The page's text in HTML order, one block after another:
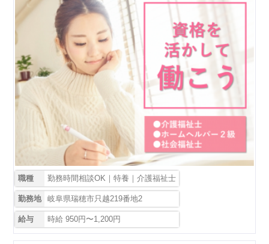
職種 勤務時間相談OK｜特養｜介護福祉士
勤務地 岐阜県瑞穂市只越219番地2
給与 時給 950円〜1,200円